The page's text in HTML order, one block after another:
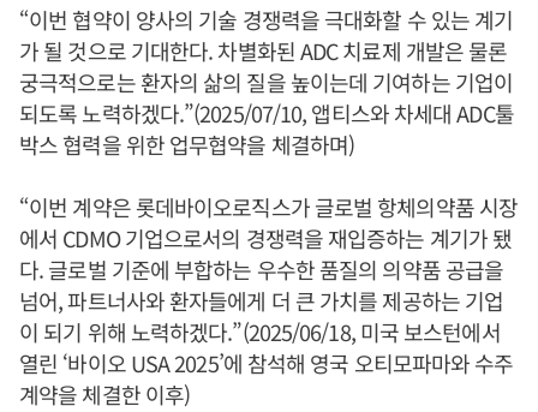
“이번 협약이 양사의 기술 경쟁력을 극대화할 수 있는 계기
가 될 것으로 기대한다. 차별화된 ADC 치료제 개발은 물론
궁극적으로는 환자의 삶의 질을 높이는데 기여하는 기업이
되도록 노력하겠다.”(2025/07/10, 앱티스와 차세대 ADC툴
박스 협력을 위한 업무협약을 체결하며)
“이번 계약은 롯데바이오로직스가 글로벌 항체의약품 시장
에서 CDMO 기업으로서의 경쟁력을 재입증하는 계기가 됐
다. 글로벌 기준에 부합하는 우수한 품질의 의약품 공급을
넘어, 파트너사와 환자들에게 더 큰 가치를 제공하는 기업
이 되기 위해 노력하겠다.”(2025/06/18, 미국 보스턴에서
열린 ‘바이오 USA 2025’에 참석해 영국 오티모파마와 수주
계약을 체결한 이후)